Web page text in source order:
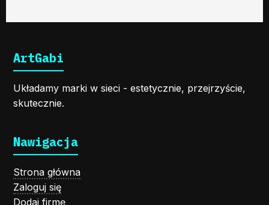
ArtGabi
Układamy marki w sieci - estetycznie, przejrzyście,
skutecznie.
Nawigacja
Strona główna
Zaloguj się
Dodaj firmę